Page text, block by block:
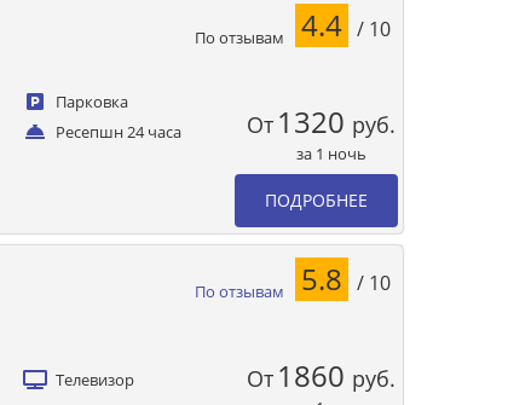
Парковка
Ресепшн 24 часа
По отзывам 4.4 / 10
От 1320 руб.
за 1 ночь
ПОДРОБНЕЕ
Телевизор
По отзывам 5.8 / 10
От 1860 руб.